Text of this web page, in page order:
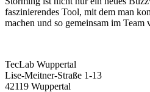
faszinierendes Tool, mit dem man
machen und so gemeinsam im Team
TecLab Wuppertal
Lise-Meitner-Straße 1-13
42119 Wuppertal